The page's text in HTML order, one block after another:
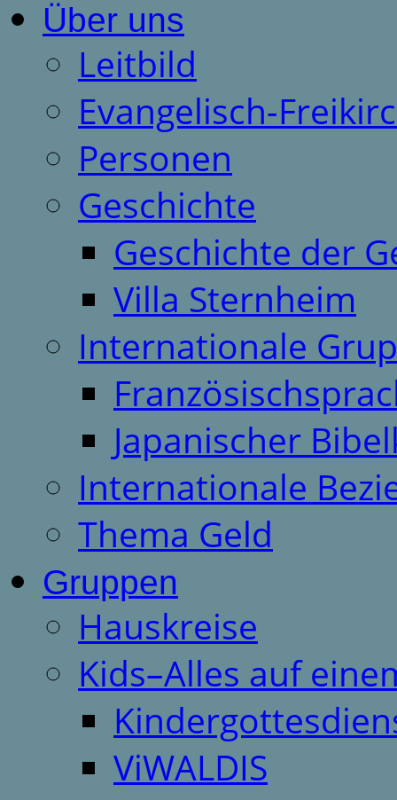
Über uns
Leitbild
Evangelisch-
Personen
Geschichte
Geschichte der
Villa Sternheim
Internationale
Japanischer
Internationale
Thema Geld
Gruppen
Hauskreise
Kids–Alles auf
ViWALDIS